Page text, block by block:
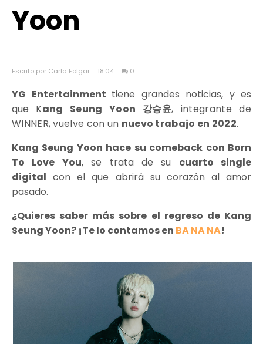
Yoon
Escrito por Carla Folgar 18:04 0
YG Entertainment tiene grandes noticias, y es
que Kang Seung Yoon 강승윤, integrante de
WINNER, vuelve con un nuevo trabajo en 2022.
Kang Seung Yoon hace su comeback con Born
To Love You, se trata de su cuarto single
digital con el que abrirá su corazón al amor
pasado.
¿Quieres saber más sobre el regreso de Kang
Seung Yoon? ¡Te lo contamos en BA NA NA!